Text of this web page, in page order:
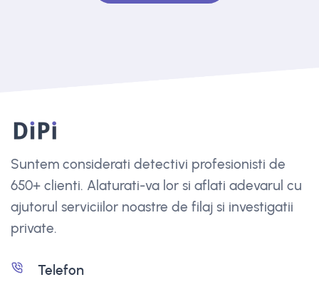
Suntem considerati detectivi profesionisti de
650+ clienti. Alaturati-va lor si aflati adevarul cu
ajutorul serviciilor noastre de filaj si investigatii
private.
Telefon